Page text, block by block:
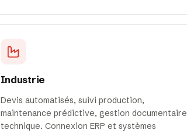
Industrie
Devis automatisés, suivi production,
maintenance prédictive, gestion documentaire
technique. Connexion ERP et systèmes